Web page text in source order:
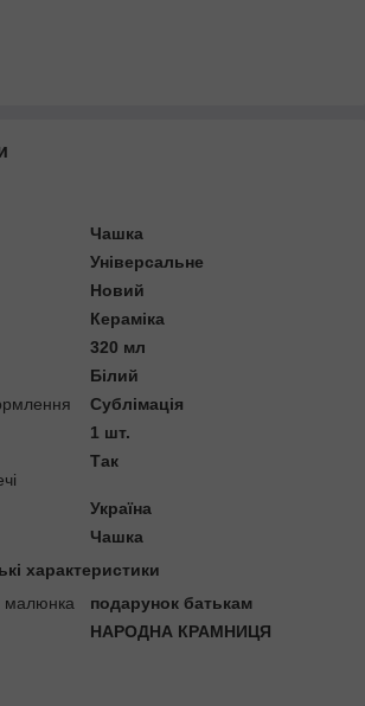
Чашка
Універсальне
Новий
Кераміка
320 мл
Білий
Сублімація
1 шт.
Так
Україна
Чашка
характеристики
малюнка
подарунок батькам
НАРОДНА КРАМНИЦЯ